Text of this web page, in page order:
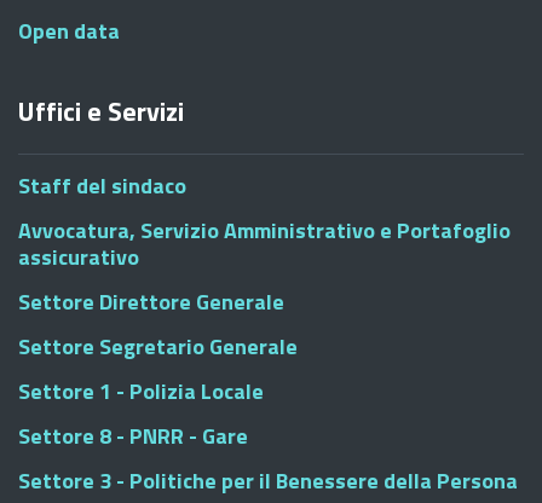
Open data
Uffici e Servizi
Staff del sindaco
Avvocatura, Servizio Amministrativo e Portafoglio
assicurativo
Settore Direttore Generale
Settore Segretario Generale
Settore 1 - Polizia Locale
Settore 8 - PNRR - Gare
Settore 3 - Politiche per il Benessere della Persona